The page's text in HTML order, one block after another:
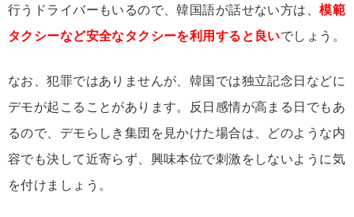
行うドライバーもいるので、韓国語が話せない方は、模範
タクシーなど安全なタクシーを利用すると良いでしょう。
なお、犯罪ではありませんが、韓国では独立記念日などに
デモが起こることがあります。反日感情が高まる日でもあ
るので、デモらしき集団を見かけた場合は、どのような内
容でも決して近寄らず、興味本位で刺激をしないように気
を付けましょう。